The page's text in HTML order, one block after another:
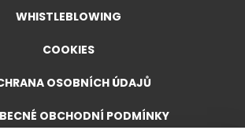
WHISTLEBLOWING
COOKIES
OSOBNÍCH ÚDAJŮ
OBCHODNÍ PODMÍNKY